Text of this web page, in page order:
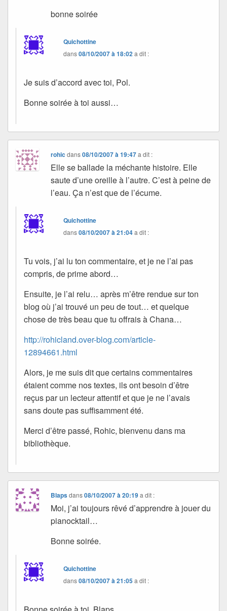
bonne soirée
Quichottine
dans08/10/2007 à 18:02 a dit :
Je suis d’accord avec toi, Pol.
Bonne soirée à toi aussi…
rohic dans08/10/2007 à 19:47 a dit :
Elle se ballade la méchante histoire. Elle
saute d’une oreille à l’autre. C’est à peine de
l’eau. Ça n’est que de l’écume.
Quichottine
dans08/10/2007 à 21:04a dit :
Tu vois, j’ai lu ton commentaire, et je ne l’ai pas
compris, de prime abord…
Ensuite, je l’ai relu… après m’être rendue sur ton
blog où j’ai trouvé un peu de tout… et quelque
chose de très beau que tu offrais à Chana…
http://rohicland.over-blog.com/article-
12894661.html
Alors, je me suis dit que certains commentaires
étaient comme nos textes, ils ont besoin d’être
reçus par un lecteur attentif et que je ne l’avais
sans doute pas suffisamment été.
Merci d’être passé, Rohic, bienvenu dans ma
bibliothèque.
Blapsdans08/10/2007 à 20:19 a dit :
Moi, j’ai toujours rêvé d’apprendre à jouer du
pianocktail…
Bonne soirée.
Quichottine
dans08/10/2007 à 21:05a dit :